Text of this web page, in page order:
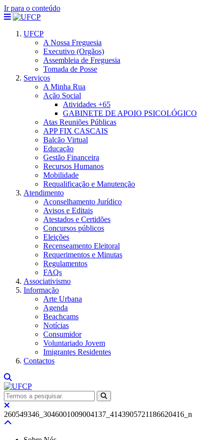
Ir para o conteúdo
UFCP
A Nossa Freguesia
Executivo (Orgãos)
Assembleia de Freguesia
Tomada de Posse
Serviços
A Minha Rua
Ação Social
Atividades +65
GABINETE DE APOIO PSICOLÓGICO
Atas Reuniões Públicas
APP FIX CASCAIS
Balcão Virtual
Educação
Gestão Financeira
Recursos Humanos
Mobilidade
Requalificação e Manutenção
Atendimento
Aconselhamento Jurídico
Avisos e Editais
Atestados e Certidões
Concursos públicos
Eleições
Recenseamento Eleitoral
Requerimentos e Minutas
Regulamentos
FAQs
Associativismo
Informação
Arte Urbana
Agenda
Beachcams
Notícias
Consumidor
Voluntariado Jovem
Imigrantes Residentes
Contactos
260549346_3046001009004137_4143905721186620416_n